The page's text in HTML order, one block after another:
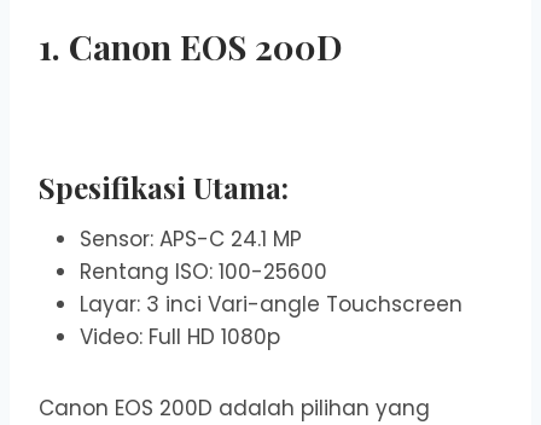
1. Canon EOS 200D
Spesifikasi Utama:
Sensor: APS-C 24.1 MP
Rentang ISO: 100-25600
Layar: 3 inci Vari-angle Touchscreen
Video: Full HD 1080p
Canon EOS 200D adalah pilihan yang